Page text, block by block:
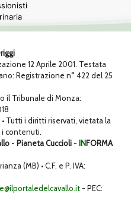
12 Aprile 2001. Testata
Registrazione n° 422 del 25
il Tribunale di Monza:
Tutti i diritti riservati, vietata la
contenuti.
- Pianeta Cuccioli - INFORMA
(MB) • C.F. e P. IVA:
- PEC: